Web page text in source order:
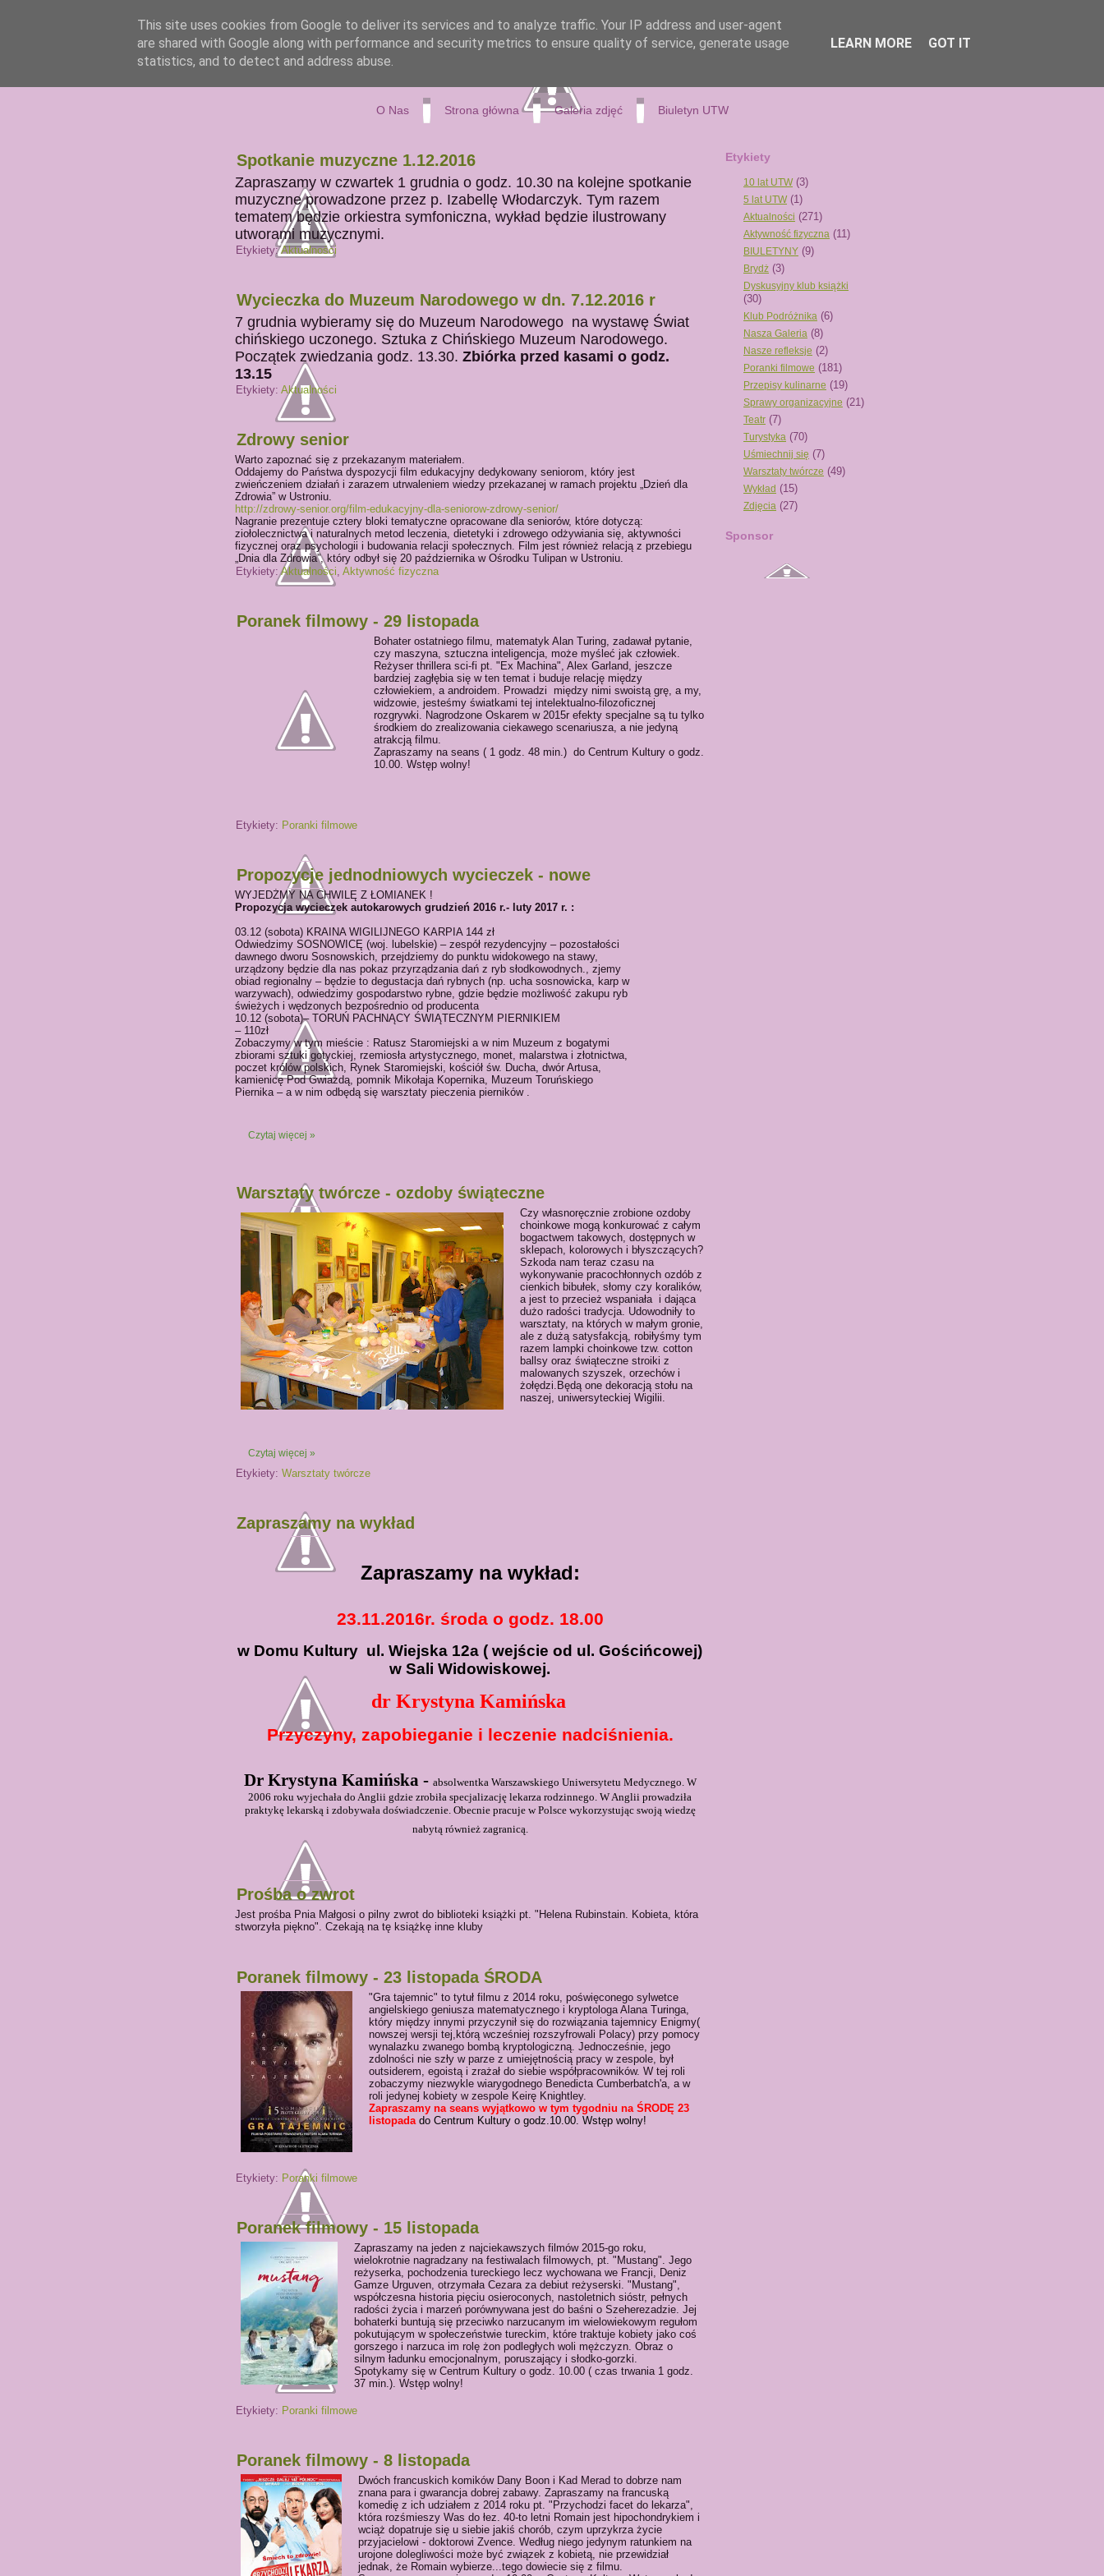
O Nas Strona główna Galeria zdjęć Biuletyn UTW
Spotkanie muzyczne 1.12.2016
Zapraszamy w czwartek 1 grudnia o godz. 10.30 na kolejne spotkanie
muzyczne prowadzone przez p. Izabellę Włodarczyk. Tym razem
tematem będzie orkiestra symfoniczna, wykład będzie ilustrowany
utworami muzycznymi.
Etykiety:Aktualności
Wycieczka do Muzeum Narodowego w dn. 7.12.2016 r
7 grudnia wybieramy się do Muzeum Narodowego na wystawę Świat
chińskiego uczonego. Sztuka z Chińskiego Muzeum Narodowego.
Początek zwiedzania godz. 13.30. Zbiórka przed kasami o godz.
13.15
Etykiety: Aktualności
Zdrowy senior
Warto zapoznać się z przekazanym materiałem.
Oddajemy do Państwa dyspozycji film edukacyjny dedykowany seniorom, który jest
zwieńczeniem działań i zarazem utrwaleniem wiedzy przekazanej w ramach projektu „Dzień dla
Zdrowia” w Ustroniu.
http://zdrowy-senior.org/film-edukacyjny-dla-seniorow-zdrowy-senior/
Nagranie prezentuje cztery bloki tematyczne opracowane dla seniorów, które dotyczą:
ziołolecznictwa i naturalnych metod leczenia, dietetyki i zdrowego odżywiania się, aktywności
fizycznej oraz psychologii i budowania relacji społecznych. Film jest również relacją z przebiegu
„Dnia dla Zdrowia”, który odbył się 20 października w Ośrodku Tulipan w Ustroniu.
Etykiety:Aktualności, Aktywność fizyczna
Poranek filmowy - 29 listopada
Bohater ostatniego filmu, matematyk Alan Turing, zadawał pytanie,
czy maszyna, sztuczna inteligencja, może myśleć jak człowiek.
Reżyser thrillera sci-fi pt. "Ex Machina", Alex Garland, jeszcze
bardziej zagłębia się w ten temat i buduje relację między
człowiekiem, a androidem. Prowadzi między nimi swoistą grę, a my,
widzowie, jesteśmy światkami tej intelektualno-filozoficznej
rozgrywki. Nagrodzone Oskarem w 2015r efekty specjalne są tu tylko
środkiem do zrealizowania ciekawego scenariusza, a nie jedyną
atrakcją filmu.
Zapraszamy na seans ( 1 godz. 48 min.) do Centrum Kultury o godz.
10.00. Wstęp wolny!
Etykiety: Poranki filmowe
Propozycje jednodniowych wycieczek - nowe
WYJEDŹMY NA CHWILĘ Z ŁOMIANEK !
Propozycja wycieczek autokarowych grudzień 2016 r.- luty 2017 r. :
03.12 (sobota) KRAINA WIGILIJNEGO KARPIA 144 zł
Odwiedzimy SOSNOWICĘ (woj. lubelskie) – zespół rezydencyjny – pozostałości
dawnego dworu Sosnowskich, przejdziemy do punktu widokowego na stawy,
urządzony będzie dla nas pokaz przyrządzania dań z ryb słodkowodnych., zjemy
obiad regionalny – będzie to degustacja dań rybnych (np. ucha sosnowicka, karp w
warzywach), odwiedzimy gospodarstwo rybne, gdzie będzie możliwość zakupu ryb
świeżych i wędzonych bezpośrednio od producenta
10.12 (sobota)– TORUŃ PACHNĄCY ŚWIĄTECZNYM PIERNIKIEM
– 110zł
Zobaczymy w tym mieście : Ratusz Staromiejski a w nim Muzeum z bogatymi
zbiorami sztuki gotyckiej, rzemiosła artystycznego, monet, malarstwa i złotnictwa,
poczet królów polskich, Rynek Staromiejski, kościół św. Ducha, dwór Artusa,
kamienicę Pod Gwiazdą, pomnik Mikołaja Kopernika, Muzeum Toruńskiego
Piernika – a w nim odbędą się warsztaty pieczenia pierników .
Czytaj więcej »
Warsztaty twórcze - ozdoby świąteczne
Czy własnoręcznie zrobione ozdoby
choinkowe mogą konkurować z całym
bogactwem takowych, dostępnych w
sklepach, kolorowych i błyszczących?
Szkoda nam teraz czasu na
wykonywanie pracochłonnych ozdób z
cienkich bibułek, słomy czy koralików,
a jest to przecież wspaniała i dająca
dużo radości tradycja. Udowodniły to
warsztaty, na których w małym gronie,
ale z dużą satysfakcją, robiłyśmy tym
razem lampki choinkowe tzw. cotton
ballsy oraz świąteczne stroiki z
malowanych szyszek, orzechów i
żołędzi.Będą one dekoracją stołu na
naszej, uniwersyteckiej Wigilii.
Czytaj więcej »
Etykiety: Warsztaty twórcze
Zapraszamy na wykład
Zapraszamy na wykład:
23.11.2016r. środa o godz. 18.00
w Domu Kultury ul. Wiejska 12a ( wejście od ul. Gościńcowej)
w Sali Widowiskowej.
dr Krystyna Kamińska
Przyczyny, zapobieganie i leczenie nadciśnienia.
Dr Krystyna Kamińska - absolwentka Warszawskiego Uniwersytetu Medycznego. W
2006 roku wyjechała do Anglii gdzie zrobiła specjalizację lekarza rodzinnego. W Anglii prowadziła
praktykę lekarską i zdobywała doświadczenie. Obecnie pracuje w Polsce wykorzystując swoją wiedzę
nabytą również zagranicą.
Prośba o zwrot
Jest prośba Pnia Małgosi o pilny zwrot do biblioteki książki pt. "Helena Rubinstain. Kobieta, która
stworzyła piękno". Czekają na tę książkę inne kluby
Poranek filmowy - 23 listopada ŚRODA
"Gra tajemnic" to tytuł filmu z 2014 roku, poświęconego sylwetce
angielskiego geniusza matematycznego i kryptologa Alana Turinga,
który między innymi przyczynił się do rozwiązania tajemnicy Enigmy(
nowszej wersji tej,którą wcześniej rozszyfrowali Polacy) przy pomocy
wynalazku zwanego bombą kryptologiczną. Jednocześnie, jego
zdolności nie szły w parze z umiejętnością pracy w zespole, był
outsiderem, egoistą i zrażał do siebie współpracowników. W tej roli
zobaczymy niezwykle wiarygodnego Benedicta Cumberbatch'a, a w
roli jedynej kobiety w zespole Keirę Knightley.
Zapraszamy na seans wyjątkowo w tym tygodniu na ŚRODĘ 23
listopadado Centrum Kultury o godz.10.00. Wstęp wolny!
Etykiety: Poranki filmowe
Poranek filmowy - 15 listopada
Zapraszamy na jeden z najciekawszych filmów 2015-go roku,
wielokrotnie nagradzany na festiwalach filmowych, pt. "Mustang". Jego
reżyserka, pochodzenia tureckiego lecz wychowana we Francji, Deniz
Gamze Urguven, otrzymała Cezara za debiut reżyserski. "Mustang",
współczesna historia pięciu osieroconych, nastoletnich sióstr, pełnych
radości życia i marzeń porównywana jest do baśni o Szeherezadzie. Jej
bohaterki buntują się przeciwko narzucanym im wielowiekowym regułom
pokutującym w społeczeństwie tureckim, które traktuje kobiety jako coś
gorszego i narzuca im rolę żon podległych woli mężczyzn. Obraz o
silnym ładunku emocjonalnym, poruszający i słodko-gorzki.
Spotykamy się w Centrum Kultury o godz. 10.00 ( czas trwania 1 godz.
37 min.). Wstęp wolny!
Etykiety: Poranki filmowe
Poranek filmowy - 8 listopada
Dwóch francuskich komików Dany Boon i Kad Merad to dobrze nam
znana para i gwarancja dobrej zabawy. Zapraszamy na francuską
komedię z ich udziałem z 2014 roku pt. "Przychodzi facet do lekarza",
która rozśmieszy Was do łez. 40-to letni Romain jest hipochondrykiem i
wciąż dopatruje się u siebie jakiś chorób, czym uprzykrza życie
przyjacielowi - doktorowi Zvence. Według niego jedynym ratunkiem na
urojone dolegliwości może być związek z kobietą, nie przewidział
jednak, że Romain wybierze...tego dowiecie się z filmu.
Etykiety
10 lat UTW (3)
5 lat UTW (1)
Aktualności (271)
Aktywność fizyczna (11)
BIULETYNY (9)
Brydż (3)
Dyskusyjny klub książki
(30)
Klub Podróżnika (6)
Nasza Galeria (8)
Nasze refleksje (2)
Poranki filmowe (181)
Przepisy kulinarne (19)
Sprawy organizacyjne (21)
Teatr (7)
Turystyka (70)
Uśmiechnij się (7)
Warsztaty twórcze (49)
Wykład (15)
Zdjęcia (27)
Sponsor
This site uses cookies from Google to deliver its services and to analyze traffic. Your IP address and user-agent
are shared with Google along with performance and security metrics to ensure quality of service, generate usage
statistics, and to detect and address abuse.
LEARN MORE GOT IT